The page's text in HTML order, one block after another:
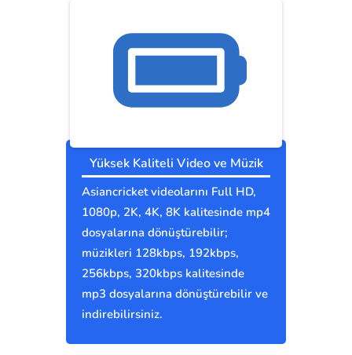
Yüksek Kaliteli Video ve Müzik
Asiancricket videolarını Full HD,
1080p, 2K, 4K, 8K kalitesinde mp4
dosyalarına dönüştürebilir;
müzikleri 128kbps, 192kbps,
256kbps, 320kbps kalitesinde
mp3 dosyalarına dönüştürebilir ve
indirebilirsiniz.